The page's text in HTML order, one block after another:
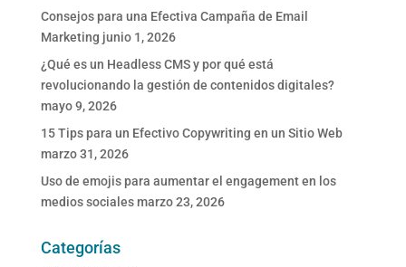
Consejos para una Efectiva Campaña de Email
Marketing junio 1, 2026
¿Qué es un Headless CMS y por qué está
revolucionando la gestión de contenidos digitales?
mayo 9, 2026
15 Tips para un Efectivo Copywriting en un Sitio Web
marzo 31, 2026
Uso de emojis para aumentar el engagement en los
medios sociales marzo 23, 2026
Categorías